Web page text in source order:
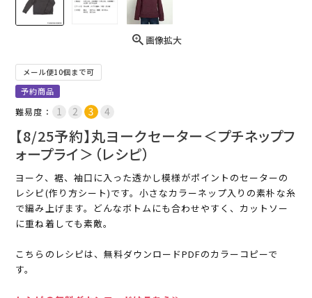
画像拡大
メール便10個まで可
予約商品
難易度：
【8/25予約】丸ヨークセーター＜プチネップフ
ォープライ＞（レシピ）
ヨーク、裾、袖口に入った透かし模様がポイントのセーターの
レシピ(作り方シート)です。小さなカラーネップ入りの素朴な糸
で編み上げます。どんなボトムにも合わせやすく、カットソー
に重ね着しても素敵。
こちらのレシピは、無料ダウンロードPDFのカラーコピーで
す。